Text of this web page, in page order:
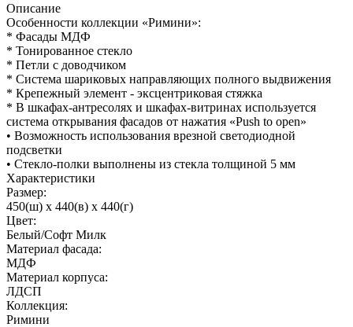
Описание
Особенности коллекции «Римини»:
* Фасады МДФ
* Тонированное стекло
* Петли с доводчиком
* Система шариковых направляющих полного выдвижения
* Крепежный элемент - эксцентриковая стяжка
* В шкафах-антресолях и шкафах-витринах используется
система открывания фасадов от нажатия «Push to open»
• Возможность использования врезной светодиодной
подсветки
• Стекло-полки выполнены из стекла толщиной 5 мм
Характеристики
Размер:
450(ш) x 440(в) x 440(г)
Цвет:
Белый/Софт Милк
Материал фасада:
МДФ
Материал корпуса:
ЛДСП
Коллекция:
Римини